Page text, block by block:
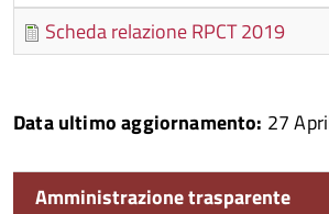
Scheda relazione RPCT 2019
Data ultimo aggiornamento: 27
Amministrazione trasparente